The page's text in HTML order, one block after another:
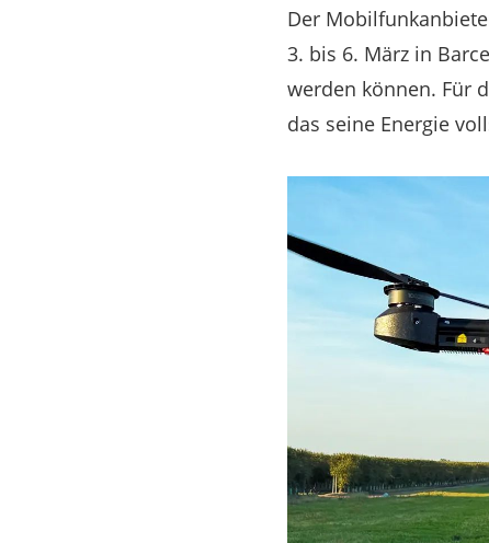
Der
3. bis 6. März in
werden können. Für
das seine Energie